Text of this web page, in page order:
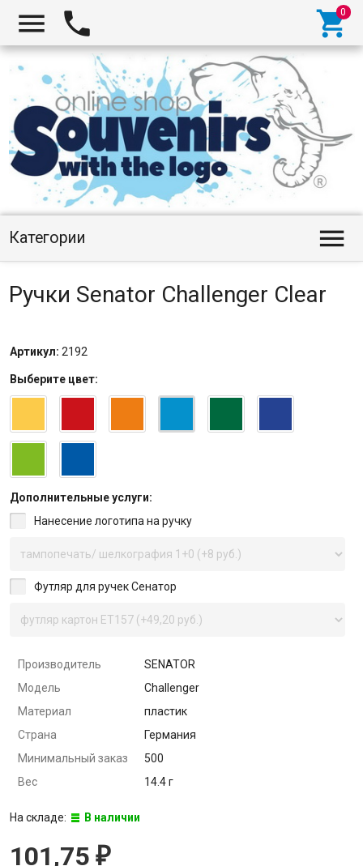
  
Категории 
Ручки Senator Challenger Clear
Артикул: 2192
Выберите цвет:
Дополнительные услуги:
Нанесение логотипа на ручку
Футляр для ручек Сенатор
Производитель
SENATOR
Модель
Challenger
Материал
пластик
Страна
Германия
Минимальный заказ
500
Вес
14.4 г
На складе: В наличии
101,75 ₽